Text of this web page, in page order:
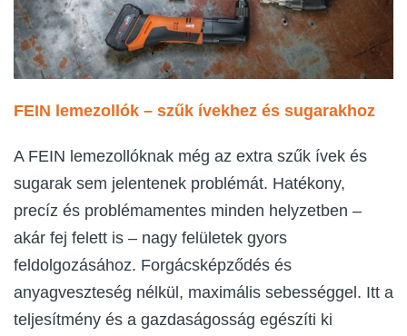
FEIN lemezollók – szűk ívekhez és sugarakhoz
A FEIN lemezollóknak még az extra szűk ívek és
sugarak sem jelentenek problémát. Hatékony,
precíz és problémamentes minden helyzetben –
akár fej felett is – nagy felületek gyors
feldolgozásához. Forgácsképződés és
anyagveszteség nélkül, maximális sebességgel. Itt a
teljesítmény és a gazdaságosság egészíti ki